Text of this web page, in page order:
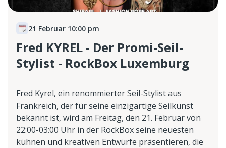
21 Februar 10:00 pm
Fred KYREL - Der Promi-Seil-
Stylist - RockBox Luxemburg
Fred Kyrel, ein renommierter Seil-Stylist aus
Frankreich, der für seine einzigartige Seilkunst
bekannt ist, wird am Freitag, den 21. Februar von
22:00-03:00 Uhr in der RockBox seine neuesten
kühnen und kreativen Entwürfe präsentieren, die